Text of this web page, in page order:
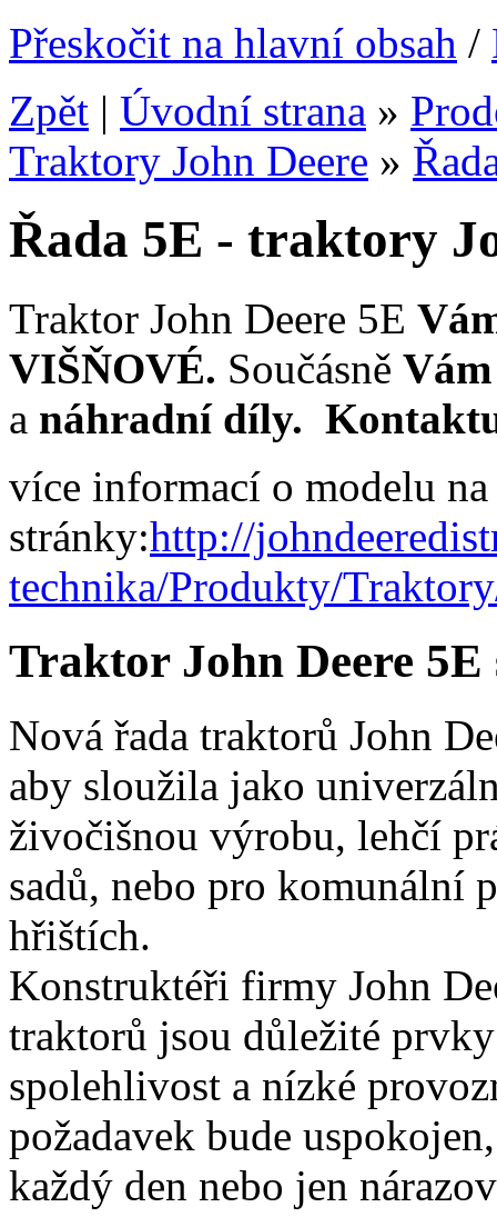
Přeskočit na hlavní obsah /
Zpět | Úvodní strana »
Traktory John Deere »
Řada 5E - traktory
Traktor John Deere 5E
VIŠŇOVÉ. Součásně
a náhradní díly.
více informací o modelu
stránky:http://
technika/Produkty/
Traktor John Deere 5E
Nová řada traktorů John
aby sloužila jako
živočišnou výrobu, lehčí
sadů, nebo pro komunální
hřištích.
Konstruktéři firmy John
traktorů jsou důležité
spolehlivost a nízké
požadavek bude
každý den nebo jen